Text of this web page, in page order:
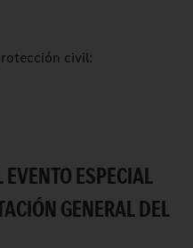
civil:
ESPECIAL
GENERAL DEL